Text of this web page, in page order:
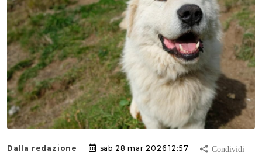
Dalla redazione sab 28 mar 2026 12:57